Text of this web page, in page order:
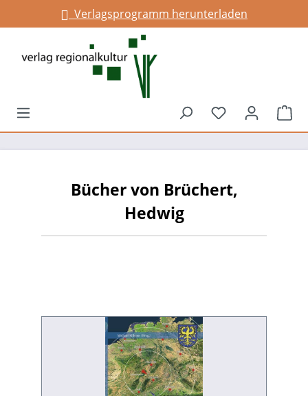
springenVerlagsprogramm herunterladen
Du hast 0
Bücher von Brüchert,
Hedwig